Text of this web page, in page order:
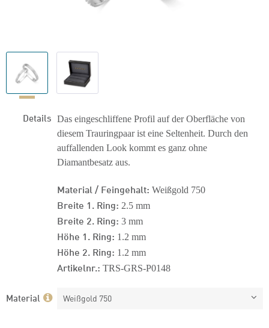
Details Das eingeschliffene Profil auf der Oberfläche von
diesem Trauringpaar ist eine Seltenheit. Durch den
auffallenden Look kommt es ganz ohne
Diamantbesatz aus.
Material / Feingehalt: Weißgold 750
Breite 1. Ring: 2.5 mm
Breite 2. Ring: 3 mm
Höhe 1. Ring: 1.2 mm
Höhe 2. Ring: 1.2 mm
Artikelnr.: TRS-GRS-P0148
Material Weißgold 750